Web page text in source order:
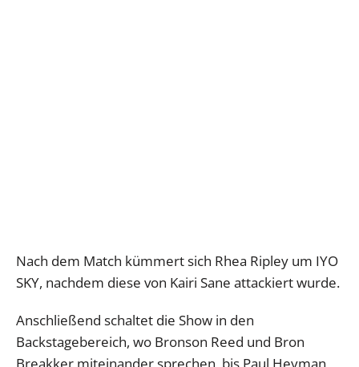
Nach dem Match kümmert sich Rhea Ripley um IYO
SKY, nachdem diese von Kairi Sane attackiert wurde.
Anschließend schaltet die Show in den
Backstagebereich, wo Bronson Reed und Bron
Breakker miteinander sprechen, bis Paul Heyman